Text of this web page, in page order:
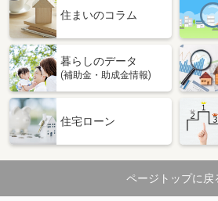
住まいのコラム
暮らしのデータ
(補助金・助成金情報)
住宅ローン
ページトップに戻